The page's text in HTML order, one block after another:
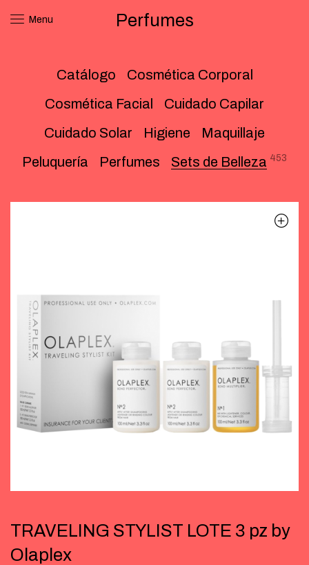
Menu Perfumes
Catálogo
Cosmética Corporal
Cosmética Facial
Cuidado Capilar
Cuidado Solar
Higiene
Maquillaje
Peluquería
Perfumes Sets de Belleza 453
TRAVELING STYLIST LOTE 3 pz by
Olaplex